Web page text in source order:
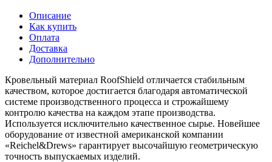
Описание
Как купить
Оплата
Доставка
Дополнительно
Кровельный материал RoofShield отличается стабильным
качеством, которое достигается благодаря автоматической
системе производственного процесса и строжайшему
контролю качества на каждом этапе производства.
Используется исключительно качественное сырье. Новейшее
оборудование от известной американской компании
«Reichel&Drews» гарантирует высочайшую геометрическую
точность выпускаемых изделий.